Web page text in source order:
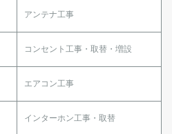
アンテナ工事
コンセント工事・取替・増設
エアコン工事
インターホン工事・取替